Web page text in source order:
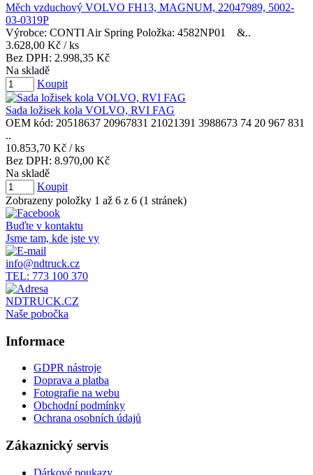
Měch vzduchový VOLVO FH13, MAGNUM, 22047989, 5002-
03-0319P
Výrobce: CONTI Air Spring Položka: 4582NP01 &..
3.628,00 Kč / ks
Bez DPH: 2.998,35 Kč
Na skladě
Koupit
Sada ložisek kola VOLVO, RVI FAG
OEM kód: 20518637 20967831 21021391 3988673 74 20 967 831
..
10.853,70 Kč / ks
Bez DPH: 8.970,00 Kč
Na skladě
Koupit
Zobrazeny položky 1 až 6 z 6 (1 stránek)
Buďte v kontaktu
Jsme tam, kde jste vy
info@ndtruck.cz
TEL: 773 100 370
NDTRUCK.CZ
Naše pobočka
Informace
GDPR nástroje
Doprava a platba
Fotografie na webu
Obchodní podmínky
Ochrana osobních údajů
Zákaznický servis
Dárkové poukazy